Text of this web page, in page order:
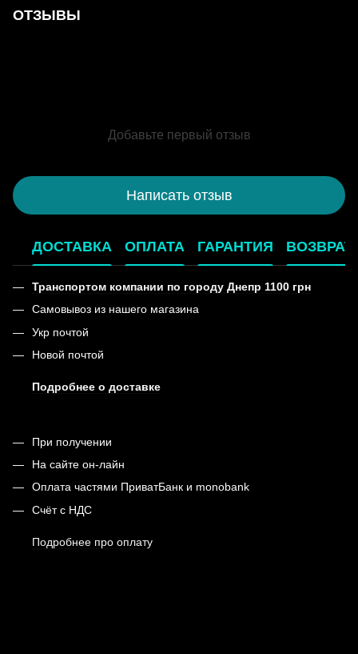
ОТЗЫВЫ
Добавьте первый отзыв
Написать отзыв
ДОСТАВКА ОПЛАТА ГАРАНТИЯ ВОЗВРАТ
Транспортом компании по городу Днепр 1100 грн
Самовывоз из нашего магазина
Укр почтой
Новой почтой
Подробнее о доставке
При получении
На сайте он-лайн
Оплата частями ПриватБанк и monobank
Счёт с НДС
Подробнее про оплату